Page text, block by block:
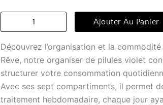
quantité
-
Miel
Douce
Rêve
Ajouter Au Panier
Découvrez l’organisation et la
Rêve, notre organiser de pilules violet
structurer votre consommation
Avec ses sept compartiments, il permet
traitement hebdomadaire, chaque jour